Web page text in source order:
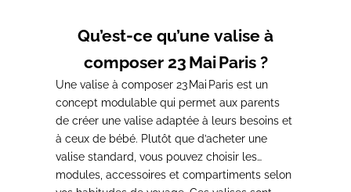
Qu’est-ce qu’une valise à
composer 23 Mai Paris ?
Une valise à composer 23 Mai Paris est un
concept modulable qui permet aux parents
de créer une valise adaptée à leurs besoins et
à ceux de bébé. Plutôt que d’acheter une
valise standard, vous pouvez choisir les
modules, accessoires et compartiments selon